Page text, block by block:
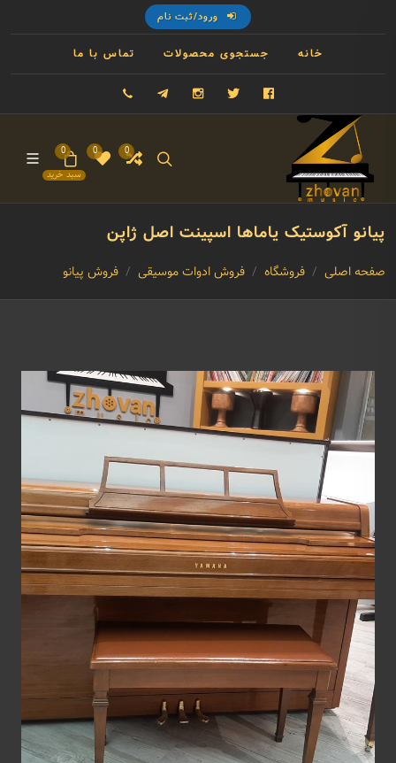
ورود/ثبت نام
خانه جستجوی محصولات تماس با ما
فیسبوک توییتر اینستاگرام تلگرام
0
0
سبد خرید
0
پیانو آکوستیک یاماها اسپینت اصل ژاپن
صفحه اصلی فروشگاه فروش ادوات موسیقی فروش پیانو